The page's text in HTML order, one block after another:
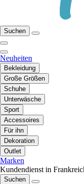
Suchen
Neuheiten
Bekleidung
Große Größen
Schuhe
Unterwäsche
Sport
Accessoires
Für ihn
Dekoration
Outlet
Marken
Kundendienst in
Suchen